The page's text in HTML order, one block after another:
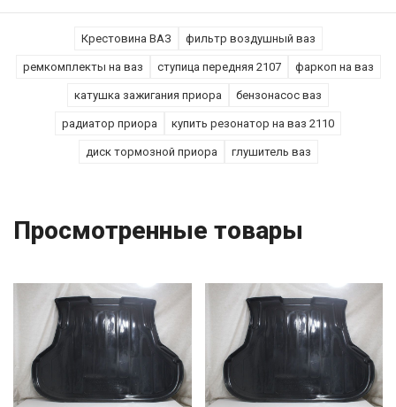
Крестовина ВАЗ фильтр воздушный ваз
ремкомплекты на ваз ступица передняя 2107 фаркоп на ваз
катушка зажигания приора бензонасос ваз
радиатор приора купить резонатор на ваз 2110
диск тормозной приора глушитель ваз
Просмотренные товары